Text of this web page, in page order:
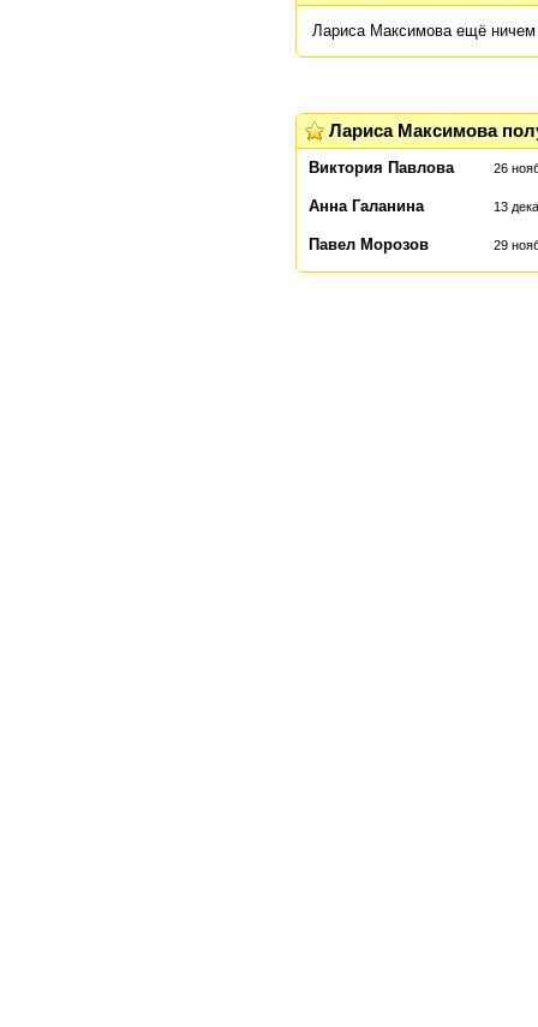
поэтические, так и
Лариса Максимова ещё
Лариса Максимова
Виктория Павлова 26
Анна Галанина 13
Павел Морозов 29